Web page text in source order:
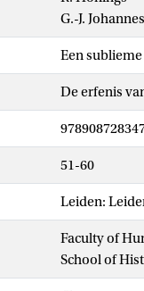
G.-J. Johannes
Een
De erfenis
51-60
Leiden:
Faculty of
School of